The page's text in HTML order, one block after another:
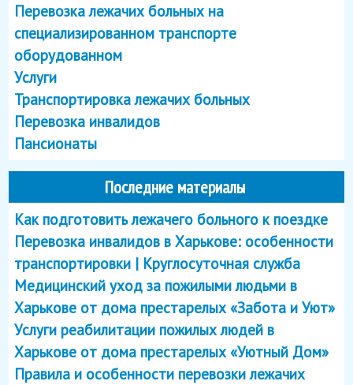
Перевозка лежачих больных на
специализированном транспорте
оборудованном
Услуги
Транспортировка лежачих больных
Перевозка инвалидов
Пансионаты
Последние материалы
Как подготовить лежачего больного к поездке
Перевозка инвалидов в Харькове: особенности
транспортировки | Круглосуточная служба
Медицинский уход за пожилыми людьми в
Харькове от дома престарелых «Забота и Уют»
Услуги реабилитации пожилых людей в
Харькове от дома престарелых «Уютный Дом»
Правила и особенности перевозки лежачих